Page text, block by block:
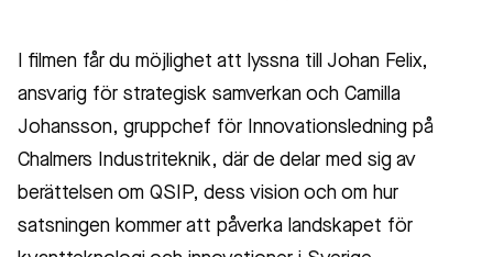
I filmen får du möjlighet att lyssna till Johan Felix,
ansvarig för strategisk samverkan och Camilla
Johansson, gruppchef för Innovationsledning på
Chalmers Industriteknik, där de delar med sig av
berättelsen om QSIP, dess vision och om hur
satsningen kommer att påverka landskapet för